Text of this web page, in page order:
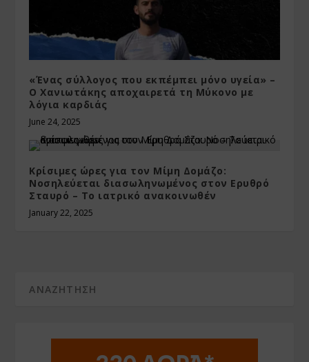
«Ένας σύλλογος που εκπέμπει μόνο υγεία» –
Ο Χανιωτάκης αποχαιρετά τη Μύκονο με
λόγια καρδιάς
June 24, 2025
Κρίσιμες ώρες για τον Μίμη Δομάζο:
Νοσηλεύεται διασωληνωμένος στον Ερυθρό
Σταυρό – Το ιατρικό ανακοινωθέν
January 22, 2025